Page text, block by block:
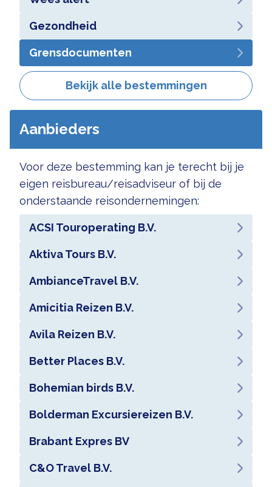
Gezondheid
Grensdocumenten
Bekijk alle bestemmingen
Aanbieders
Voor deze bestemming kan je terecht bij je
eigen reisbureau/reisadviseur of bij de
onderstaande reisondernemingen:
ACSI Touroperating B.V.
Aktiva Tours B.V.
AmbianceTravel B.V.
Amicitia Reizen B.V.
Avila Reizen B.V.
Better Places B.V.
Bohemian birds B.V.
Bolderman Excursiereizen B.V.
Brabant Expres BV
C&O Travel B.V.